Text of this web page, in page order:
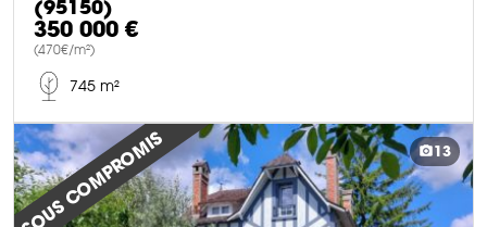
(95150)
350 000 €
(470€/m²)
745 m²
DÉCOUVRIR CE BIEN
SOUS COMPROMIS 13